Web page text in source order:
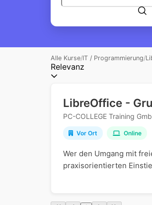
Alle Kurse/IT / Programmierung/
Relevanz
LibreOffice -
PC-COLLEGE Training
Vor Ort Online
Wer den Umgang mit
praxisorientierten